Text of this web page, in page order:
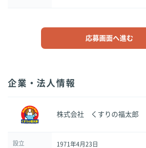
応募画面へ進む
企業・法人情報
株式会社 くすりの福太郎
設立 1971年4月23日